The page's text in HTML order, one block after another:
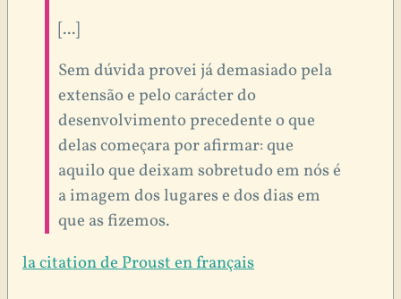
[...]
Sem dúvida provei já demasiado pela
extensão e pelo carácter do
desenvolvimento precedente o que
delas começara por afirmar: que
aquilo que deixam sobretudo em nós é
a imagem dos lugares e dos dias em
que as fizemos.
la citation de Proust en français